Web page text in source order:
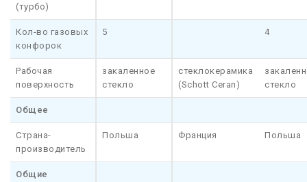
(турбо)
Кол-во газовых
конфорок
5 4
Рабочая
поверхность
закаленное
стекло
стеклокерамика
(Schott Ceran)
стекло
Общее
Страна-
производитель
Польша Франция Польша
Общие